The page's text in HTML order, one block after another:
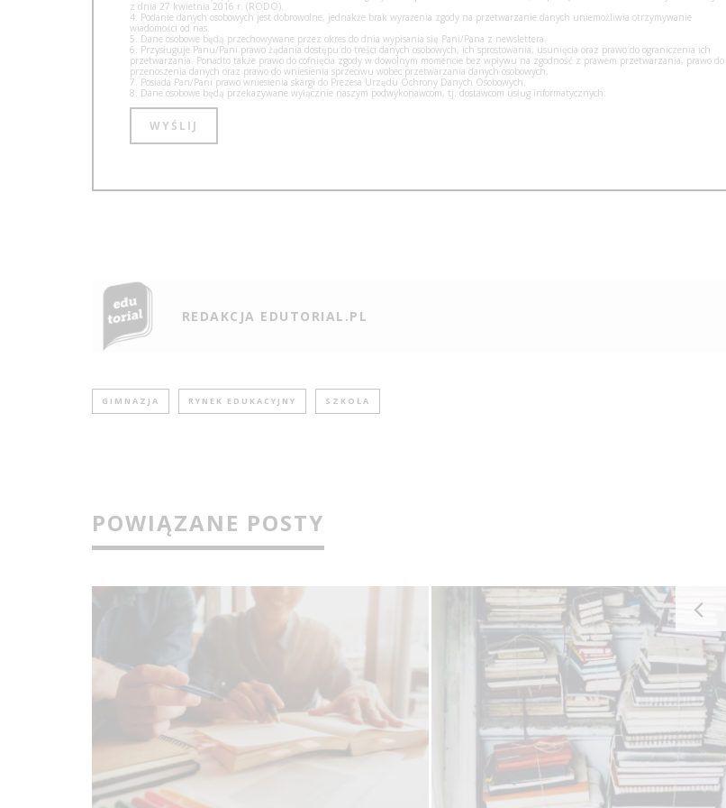
z dnia 27 kwietnia 2016 r. (RODO).
4. Podanie danych osobowych jest dobrowolne, jednakże brak wyrażenia zgody na przetwarzanie danych uniemożliwia otrzymywanie
wiadomości od nas.
5. Dane osobowe będą przechowywane przez okres do dnia wypisania się Pani/Pana z newslettera.
6. Przysługuje Panu/Pani prawo żądania dostępu do treści danych osobowych, ich sprostowania, usunięcia oraz prawo do ograniczenia ich
przetwarzania. Ponadto także prawo do cofnięcia zgody w dowolnym momencie bez wpływu na zgodność z prawem przetwarzania, prawo do
przenoszenia danych oraz prawo do wniesienia sprzeciwu wobec przetwarzania danych osobowych,
7. Posiada Pan/Pani prawo wniesienia skargi do Prezesa Urzędu Ochrony Danych Osobowych.
8. Dane osobowe będą przekazywane wyłącznie naszym podwykonawcom, tj. dostawcom usług informatycznych.
REDAKCJA EDUTORIAL.PL
GIMNAZJA RYNEK EDUKACYJNY SZKOŁA
POWIĄZANE POSTY